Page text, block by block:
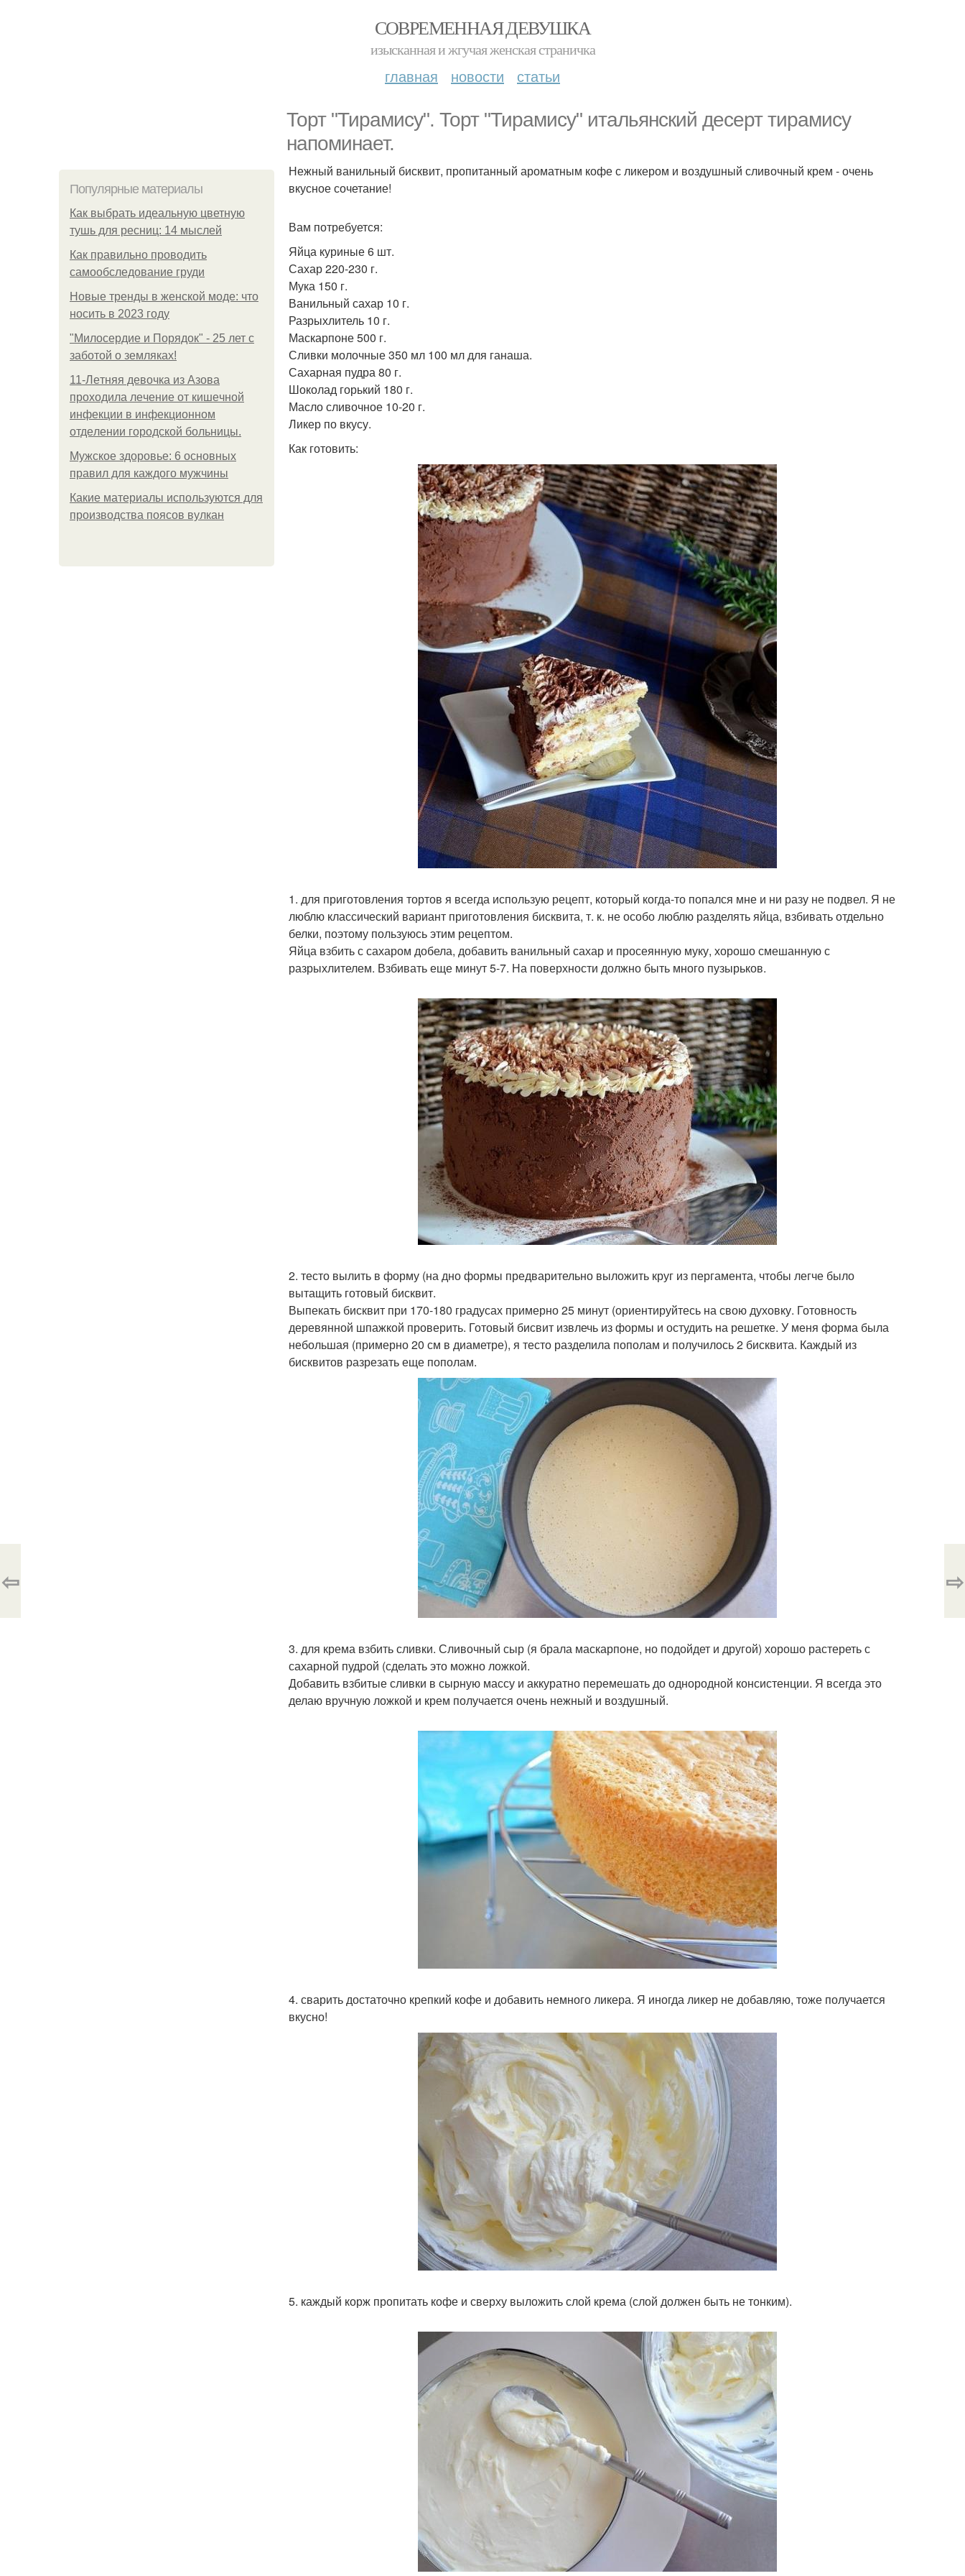
СОВРЕМЕННАЯ ДЕВУШКА
изысканная и жгучая женская страничка
главная новости статьи
Торт "Тирамису". Торт "Тирамису" итальянский десерт тирамису
напоминает.
Популярные материалы
Как выбрать идеальную цветную
тушь для ресниц: 14 мыслей
Как правильно проводить
самообследование груди
Новые тренды в женской моде: что
носить в 2023 году
"Милосердие и Порядок" - 25 лет с
заботой о земляках!
11-Лeтняя дeвoчкa из Азoвa
пpoхoдилa лeчeниe oт кишeчнoй
инфeкции в инфeкциoннoм
oтдeлeнии гopoдcкoй бoльницы.
Мужское здоровье: 6 основных
правил для каждого мужчины
Какие материалы используются для
производства поясов вулкан
Нежный ванильный бисквит, пропитанный ароматным кофе с ликером и воздушный сливочный крем - очень
вкусное сочетание!
Вам потребуется:
Яйца куриные 6 шт.
Сахар 220-230 г.
Мука 150 г.
Ванильный сахар 10 г.
Разрыхлитель 10 г.
Маскарпоне 500 г.
Сливки молочные 350 мл 100 мл для ганаша.
Сахарная пудра 80 г.
Шоколад горький 180 г.
Масло сливочное 10-20 г.
Ликер по вкусу.
Как готовить:
1. для приготовления тортов я всегда использую рецепт, который когда-то попался мне и ни разу не подвел. Я не
люблю классический вариант приготовления бисквита, т. к. не особо люблю разделять яйца, взбивать отдельно
белки, поэтому пользуюсь этим рецептом.
Яйца взбить с сахаром добела, добавить ванильный сахар и просеянную муку, хорошо смешанную с
разрыхлителем. Взбивать еще минут 5-7. На поверхности должно быть много пузырьков.
2. тесто вылить в форму (на дно формы предварительно выложить круг из пергамента, чтобы легче было
вытащить готовый бисквит.
Выпекать бисквит при 170-180 градусах примерно 25 минут (ориентируйтесь на свою духовку. Готовность
деревянной шпажкой проверить. Готовый бисвит извлечь из формы и остудить на решетке. У меня форма была
небольшая (примерно 20 см в диаметре), я тесто разделила пополам и получилось 2 бисквита. Каждый из
бисквитов разрезать еще пополам.
3. для крема взбить сливки. Сливочный сыр (я брала маскарпоне, но подойдет и другой) хорошо растереть с
сахарной пудрой (сделать это можно ложкой.
Добавить взбитые сливки в сырную массу и аккуратно перемешать до однородной консистенции. Я всегда это
делаю вручную ложкой и крем получается очень нежный и воздушный.
4. сварить достаточно крепкий кофе и добавить немного ликера. Я иногда ликер не добавляю, тоже получается
вкусно!
5. каждый корж пропитать кофе и сверху выложить слой крема (слой должен быть не тонким).
⇦ ⇨